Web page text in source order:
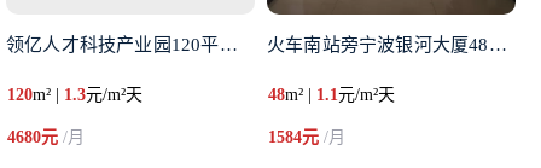
领亿人才科技产业园120平米出
120m² | 1.3元/m²天
4680元 /月
火车南站旁宁波银河大厦48平转
48m² | 1.1元/m²天
1584元/月